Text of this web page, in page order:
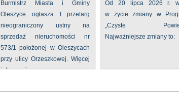
Burmistrz Miasta i Gminy
Oleszyce ogłasza I przetarg
nieograniczony ustny na
sprzedaż nieruchomości nr
573/1 położonej w Oleszycach
przy ulicy Orzeszkowej. Więcej
informacji ...
Od 20 lipca 2026 r.
w życie zmiany w
„Czyste
Najważniejsze zmiany to: